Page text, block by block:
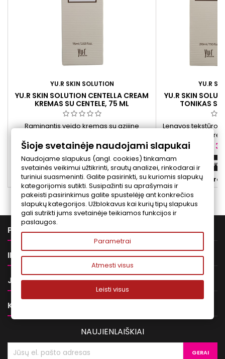
YU.R SKIN SOLUTION
YU.R SKIN SOLUTION CENTELLA CREAM
KREMAS SU CENTELE, 75 ML
Raminantis veido kremas su azijine
komfortą ir gaivios odos pojūtį.
Kaina
31,00 €
 Į krepšelį
Yra sandėlyje
YU.R
YU.R SKIN
TONIKAS SU
Lengvos tekstūros
odai padeda


PREKĖS 
INFORMACIJA 
JŪSŲ PASKYRA 
KONTAKTAI
NAUJIENLAIŠKIAI
Šioje svetainėje naudojami slapukai
Naudojame slapukus (angl. cookies) tinkamam
svetainės veikimui užtikrinti, srautų analizei, rinkodarai ir
turiniui suasmeninti. Galite pasirinkti, su kuriomis slapukų
kategorijomis sutikti. Susipažinti su aprašymais ir
pakeisti pasirinkimus galite spustelėję ant konkrečios
slapukų kategorijos. Užblokavus kai kurių tipų slapukus
gali sutrikti jums svetainėje teikiamos funkcijos ir
paslaugos.
Parametrai
Atmesti visus
Leisti visus